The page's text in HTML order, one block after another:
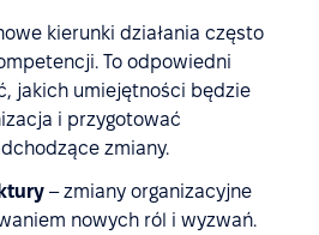
kierunki działania często
To odpowiedni
jakich umiejętności będzie
i przygotować
zmiany.
– zmiany organizacyjne
nowych ról i wyzwań.